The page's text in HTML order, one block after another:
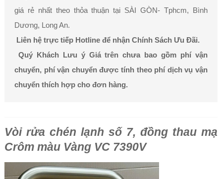
giá rẻ nhất theo thỏa thuận tại SÀI GÒN- Tphcm, Bình
Dương, Long An.
Liên hệ trực tiếp Hotline để nhận Chính Sách Ưu Đãi.
Quý Khách Lưu ý Giá trên chưa bao gồm phí vận
chuyển, phí vận chuyển được tính theo phí dịch vụ vận
chuyển thích hợp cho đơn hàng.
Vòi rửa chén lạnh số 7, đồng thau mạ
Crôm màu Vàng VC 7390V